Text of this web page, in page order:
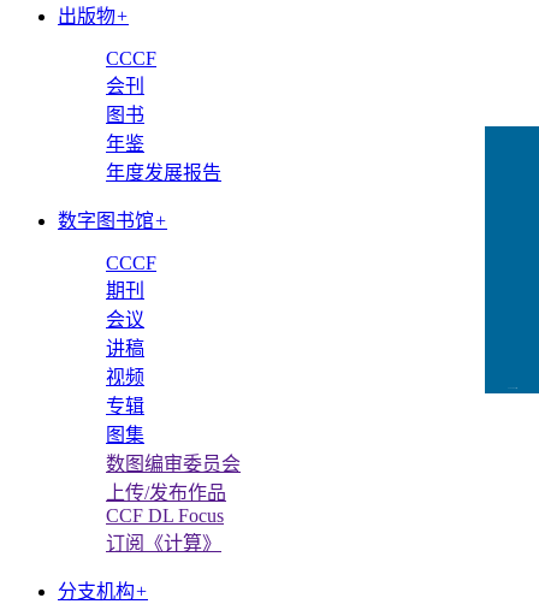
出版物+
CCCF
会刊
图书
年鉴
年度发展报告
数字图书馆+
CCCF
期刊
会议
讲稿
视频
专辑
图集
数图编审委员会
上传/发布作品
CCF DL Focus
订阅《计算》
分支机构+